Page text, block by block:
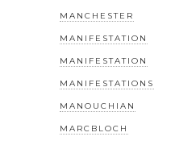
MANCHESTER
MANIFESTATION
MANIFESTATION
MANIFESTATIONS
MANOUCHIAN
MARCBLOCH